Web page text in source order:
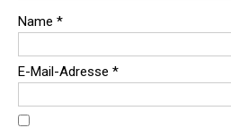
Name *
E-Mail-Adresse *